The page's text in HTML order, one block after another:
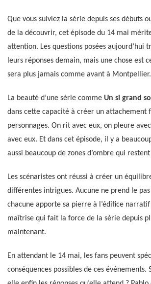
Que vous suiviez la série depuis ses débuts
de la découvrir, cet épisode du 14 mai
attention. Les questions posées aujourd’hui
leurs réponses demain, mais une chose est
sera plus jamais comme avant à Montpellier.
La beauté d’une série comme Un si grand
dans cette capacité à créer un attachement
personnages. On rit avec eux, on pleure
avec eux. Et dans cet épisode, il y a
aussi beaucoup de zones d’ombre qui
Les scénaristes ont réussi à créer un
différentes intrigues. Aucune ne prend le
chacune apporte sa pierre à l’édifice narratif
maîtrise qui fait la force de la série depuis
maintenant.
En attendant le 14 mai, les fans peuvent
conséquences possibles de ces événements.